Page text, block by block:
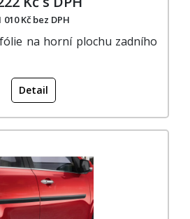
010 Kč bez DPH
na horní plochu zadního
Detail